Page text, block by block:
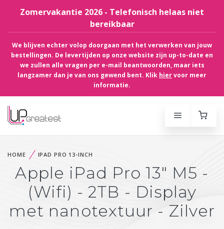
Zomervakantie 2026 - Telefonisch helaas niet
bereikbaar
We blijven echter volop doorgaan met het verwerken van jouw
bestellingen. De levertijden op onze website zijn up-to-date en
we zullen alle vragen per e-mail beantwoorden, maar iets
langzamer dan je van ons gewend bent. Klik hiervoor meer
informatie.
HOME IPAD PRO 13-INCH
Apple iPad Pro 13" M5 -
(Wifi) - 2TB - Display
met nanotextuur - Zilver